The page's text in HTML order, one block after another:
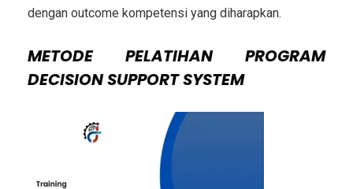
dengan outcome kompetensi yang diharapkan.
METODE PELATIHAN PROGRAM
DECISION SUPPORT SYSTEM